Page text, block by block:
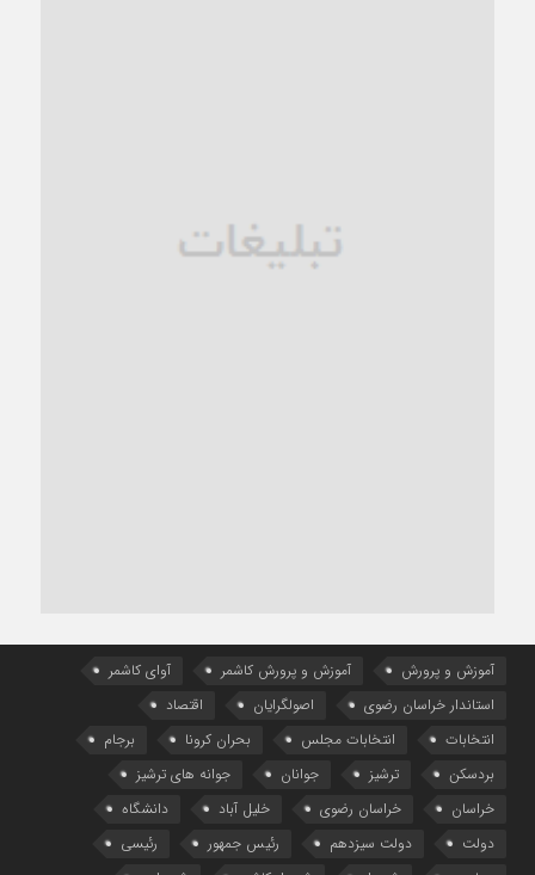
آموزش و پرورش آموزش و پرورش کاشمر
آوای کاشمر
استاندار خراسان رضوی
اصولگرایان
اقتصاد
انتخابات
انتخابات مجلس بحران کرونا
برجام
بردسکن
ترشیز جوانان
جوانه های ترشیز
خراسان
خراسان رضوی خلیل آباد
دانشگاه
دولت
دولت سیزدهم رئیس جمهور
رئیسی